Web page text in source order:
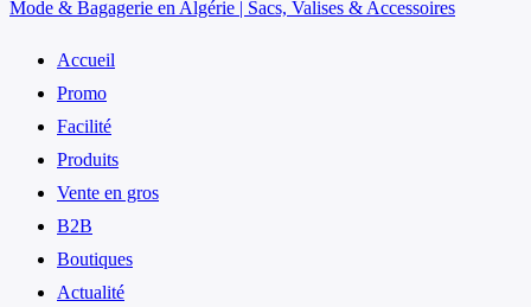
Mode & Bagagerie en Algérie | Sacs, Valises & Accessoires
Accueil
Promo
Facilité
Produits
Vente en gros
B2B
Boutiques
Actualité